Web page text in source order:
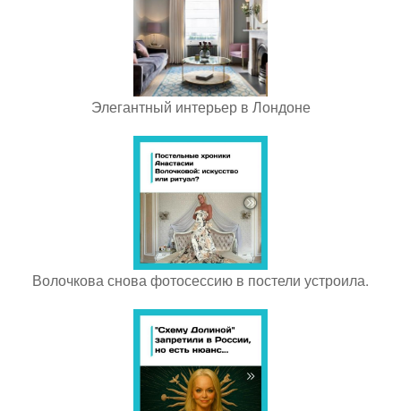
Элегантный интерьер в Лондоне
Волочкова снова фотосессию в постели устроила.